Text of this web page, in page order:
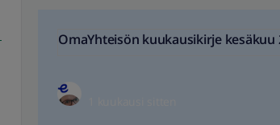
OmaYhteisön kuukausikirje kesäkuu